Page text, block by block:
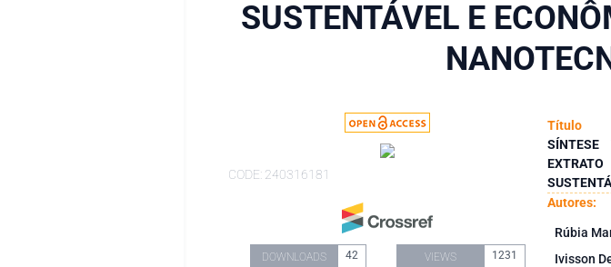
SUSTENTÁVEL E
CODE: 240316181
DOWNLOADS 42 VIEWS 1231
Título
SÍNTESE
Autores:
Rúbia
Ivisson